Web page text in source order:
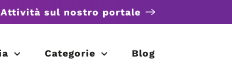
sul nostro portale
Categorie Blog